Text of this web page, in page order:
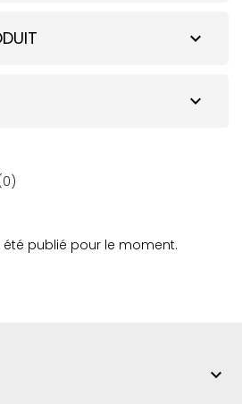
expand_more
expand_more
publié pour le moment.
